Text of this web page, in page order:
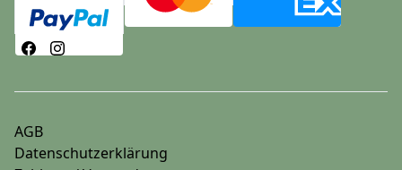
AGB
Datenschutzerklärung